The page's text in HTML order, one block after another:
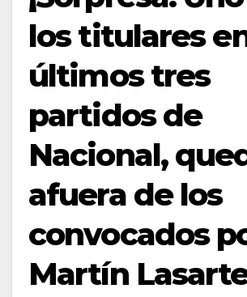
los titulares
últimos tres
partidos de
Nacional,
afuera de los
convocados
Martín